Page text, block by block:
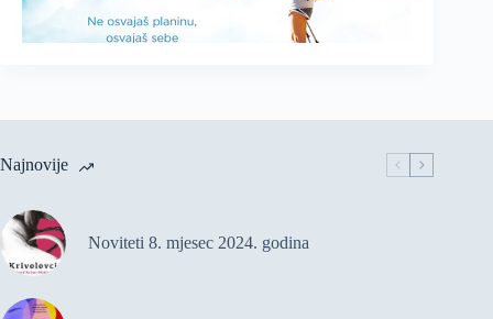
Najnovije
Noviteti 8. mjesec 2024. godina